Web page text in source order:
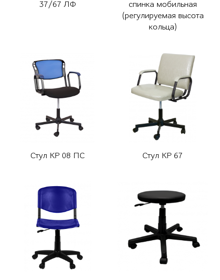
37/67 ЛФ
спинка мобильная
(регулируемая высота
кольца)
Стул КР 08 ПС Стул КР 67